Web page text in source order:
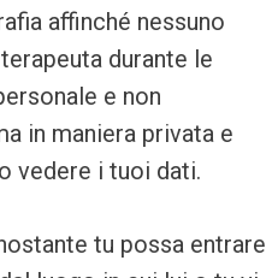
affinché nessuno
durante le
e non
in maniera privata e
vedere i tuoi dati.
tu possa entrare